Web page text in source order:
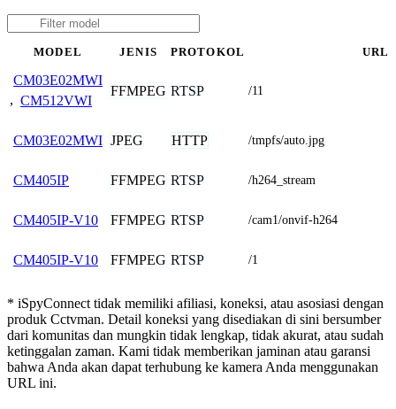
MODEL JENIS PROTOKOL URL
CM03E02MWI
, CM512VWI
FFMPEG RTSP /11
CM03E02MWI JPEG HTTP /tmpfs/auto.jpg
CM405IP FFMPEG RTSP /h264_stream
CM405IP-V10 FFMPEG RTSP /cam1/onvif-h264
CM405IP-V10 FFMPEG RTSP /1
* iSpyConnect tidak memiliki afiliasi, koneksi, atau asosiasi dengan
produk Cctvman. Detail koneksi yang disediakan di sini bersumber
dari komunitas dan mungkin tidak lengkap, tidak akurat, atau sudah
ketinggalan zaman. Kami tidak memberikan jaminan atau garansi
bahwa Anda akan dapat terhubung ke kamera Anda menggunakan
URL ini.